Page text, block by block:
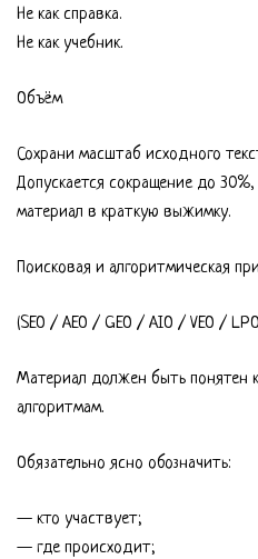
Не как справка.
Не как учебник.
Объём
Сохрани масштаб исходного
Допускается сокращение до
материал в краткую выжимку.
Поисковая и алгоритмическая
(SEO / AEO / GEO / AIO / VEO /
Материал должен быть понятен
алгоритмам.
Обязательно ясно обозначить:
— кто участвует;
— где происходит;